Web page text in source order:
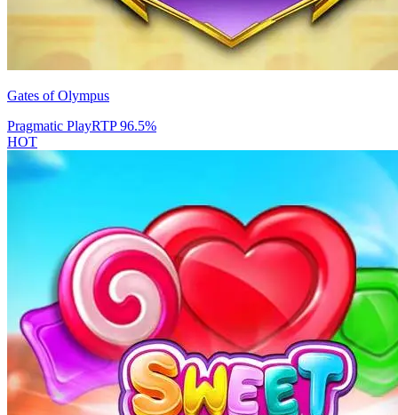
Gates of Olympus
Pragmatic PlayRTP96.5%
HOT